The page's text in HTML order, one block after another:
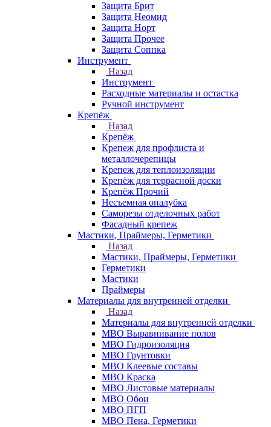
Защита Брит
Защита Неомид
Защита Норт
Защита Прочее
Защита Соппка
Инструмент
Назад
Инструмент
Расходные материалы и остастка
Ручной инструмент
Крепёж
Назад
Крепёж
Крепеж для профлиста и
металлочерепицы
Крепеж для теплоизоляции
Крепёж для террасной доски
Крепёж Прочий
Несъемная опалубка
Саморезы отделочных работ
Фасадный крепеж
Мастики, Праймеры, Герметики
Назад
Мастики, Праймеры, Герметики
Герметики
Мастики
Праймеры
Материалы для внутренней отделки
Назад
Материалы для внутренней отделки
МВО Выравнивание полов
МВО Гидроизоляция
МВО Грунтовки
МВО Клеевые составы
МВО Краска
МВО Листовые материалы
МВО Обои
МВО ПГП
МВО Пена, Герметики